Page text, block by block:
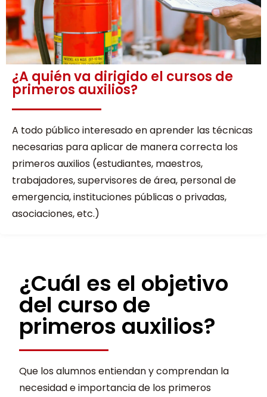
¿A quién va dirigido el cursos de
primeros auxilios?
A todo público interesado en aprender las técnicas
necesarias para aplicar de manera correcta los
primeros auxilios (estudiantes, maestros,
trabajadores, supervisores de área, personal de
emergencia, instituciones públicas o privadas,
asociaciones, etc.)
¿Cuál es el objetivo
del curso de
primeros auxilios?
Que los alumnos entiendan y comprendan la
necesidad e importancia de los primeros